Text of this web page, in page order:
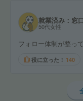
就業済み：窓
50代女性
フォロー体制が整っ
役に立った！ 140